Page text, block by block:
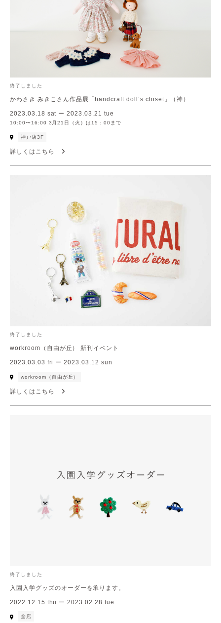
終了しました
かわさき みきこさん作品展「handcraft doll’s closet」（神）
2023.03.18 sat ー 2023.03.21 tue
10:00〜16:00 3月21日（火）は15：00まで
神戸店3F
詳しくはこちら
終了しました
workroom（自由が丘） 新刊イベント
2023.03.03 fri ー 2023.03.12 sun
workroom（自由が丘）
詳しくはこちら
終了しました
入園入学グッズのオーダーを承ります。
2022.12.15 thu ー 2023.02.28 tue
全店